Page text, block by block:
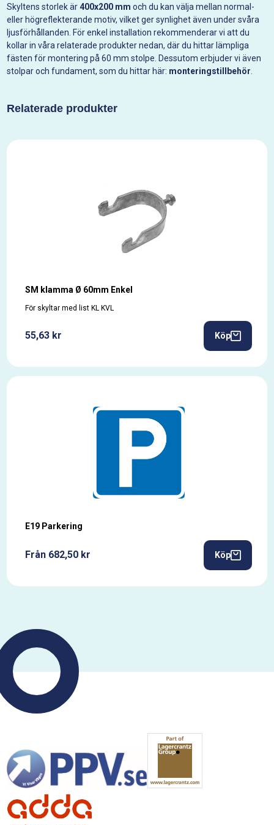
Skyltens storlek är400x200 mm och du kan välja mellan normal-
eller högreflekterande motiv, vilket ger synlighet även under svåra
ljusförhållanden. För enkel installation rekommenderar vi att du
kollar in våra relaterade produkter nedan, där du hittar lämpliga
fästen för montering på 60 mm stolpe. Dessutom erbjuder vi även
stolpar och fundament, som du hittar här: monteringstillbehör
Relaterade produkter
SM klamma Ø 60mm Enkel
För skyltar med list KL KVL
55,63 kr Köp
E19 Parkering
Från 682,50 kr Köp